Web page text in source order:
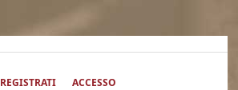
REGISTRATI ACCESSO